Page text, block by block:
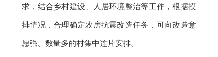
求，结合乡村建设、人居环境整治等工作，根据摸
排情况，合理确定农房抗震改造任务， 可向改造意
愿强、数量多的村集中连片安排。